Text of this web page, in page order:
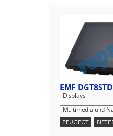
EMF DGT8STD
Displays
Multimedia und
PEUGEOT